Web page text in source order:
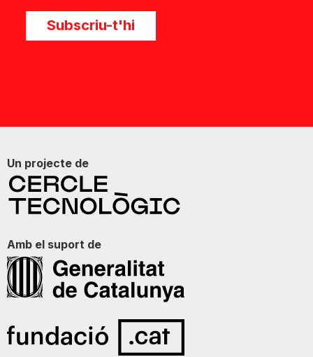
Subscriu-t'hi
Un projecte de
Amb el suport de